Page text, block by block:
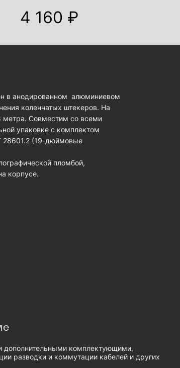
4 160 ₽
в анодированном алюминиевом
коленчатых штекеров. На
метра. Совместим со всеми
упаковке с комплектом
28601.2 (19-дюймовые
пломбой,
корпусе.
дополнительными комплектующими,
разводки и коммутации кабелей и других